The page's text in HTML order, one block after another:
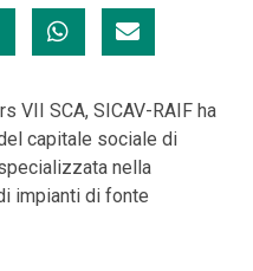
VII SCA, SICAV-RAIF ha
capitale sociale di
nella
impianti di fonte